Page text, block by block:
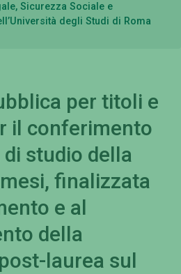
Sicurezza Sociale e
degli Studi di Roma
per titoli e
il conferimento
studio della
finalizzata
e al
della
laurea sul